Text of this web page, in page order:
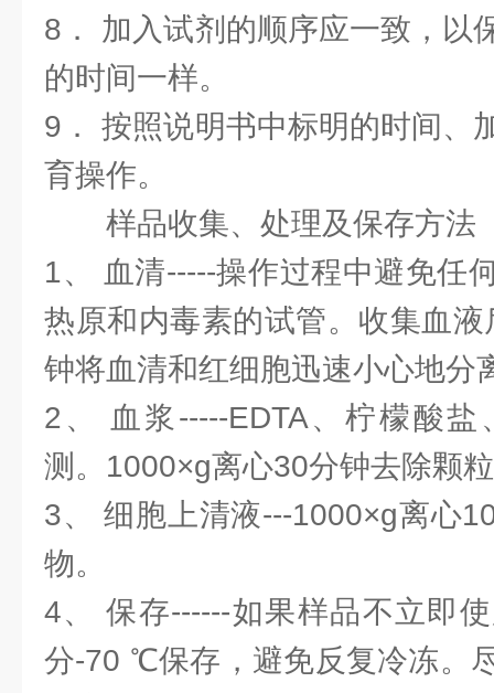
8． 加入试剂的顺序应一致，以
的时间一样。
9． 按照说明书中标明的时间、
育操作。
样品收集、处理及保存方法
1、 血清-----操作过程中避免任
热原和内毒素的试管。收集血
钟将血清和红细胞迅速小心地分
2、 血浆-----EDTA、柠檬酸
测。1000×g离心30分钟去除颗
3、 细胞上清液---1000×g离心
物。
4、 保存------如果样品不立即
分-70 ℃保存，避免反复冷冻。